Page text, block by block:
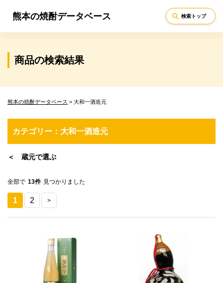
熊本の焼酎データベース search 検索トップ
商品の検索結果
熊本の焼酎データベース > 大和一酒造元
カテゴリー：大和一酒造元
＜ 蔵元で選ぶ
全部で 13件 見つかりました
1 2 >